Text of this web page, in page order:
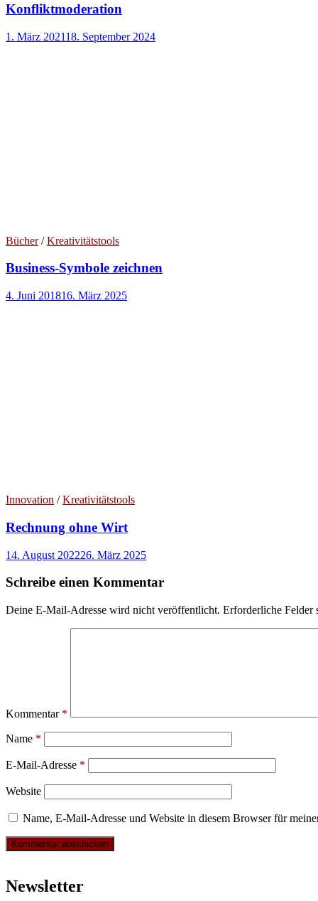
Konfliktmoderation
1. März 202118. September 2024
Bücher/Kreativitätstools
Business-Symbole zeichnen
4. Juni 201816. März 2025
Innovation /Kreativitätstools
Rechnung ohne Wirt
14. August 202226. März 2025
Schreibe einen Kommentar
Deine E-Mail-Adresse wird nicht veröffentlicht. Erforderliche Felder
Kommentar *
Name *
E-Mail-Adresse *
Website
Name, E-Mail-Adresse und Website in diesem Browser für
Newsletter